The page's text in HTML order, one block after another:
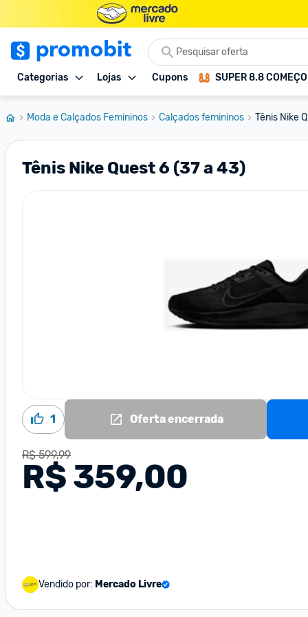
Categorias Lojas Cupons SUPER 8.8
Moda e Calçados Femininos Calçados femininos Tênis Nike
Tênis Nike Quest 6 (37 a 43)
1 Oferta encerrada
R$ 599,99
R$ 359,00
Vendido por: Mercado Livre